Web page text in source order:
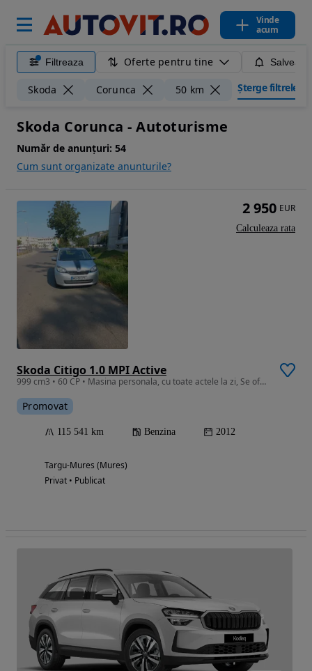
Vinde
acum
Filtreaza Oferte pentru tine
Skoda Corunca 50 km Șterge filtrele
Skoda Corunca - Autoturisme
Număr de anunțuri: 54
Cum sunt organizate anunturile?
Skoda Citigo 1.0 MPI Active
999 cm3 • 60 CP • Masina personala, cu toate actele la zi, Se ofera fiscal pe loc
Promovat
115 541 km Benzina 2012
Targu-Mures (Mures)
Privat • Publicat
2 950 EUR
Calculeaza rata